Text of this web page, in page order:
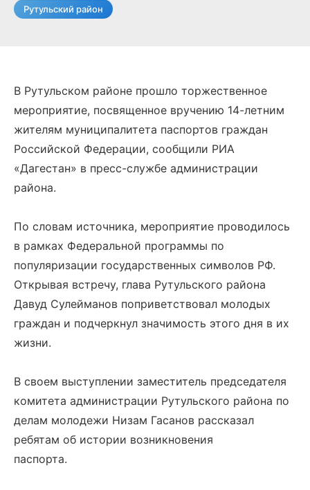
Рутульский район
В Рутульском районе прошло торжественное
мероприятие, посвященное вручению 14-летним
жителям муниципалитета паспортов граждан
Российской Федерации, сообщили РИА
«Дагестан» в пресс-службе администрации
района.
По словам источника, мероприятие проводилось
в рамках Федеральной программы по
популяризации государственных символов РФ.
Открывая встречу, глава Рутульского района
Давуд Сулейманов поприветствовал молодых
граждан и подчеркнул значимость этого дня в их
жизни.
В своем выступлении заместитель председателя
комитета администрации Рутульского района по
делам молодежи Низам Гасанов рассказал
ребятам об истории возникновения
паспорта.